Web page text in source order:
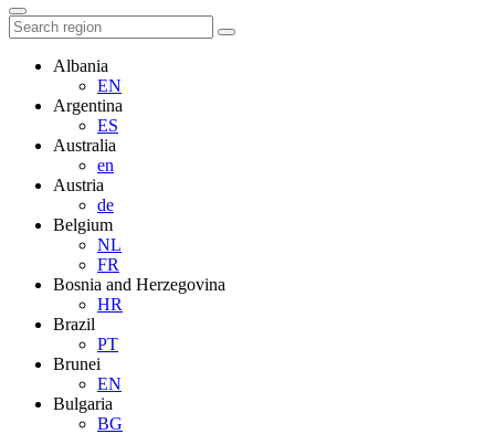
Albania
EN
Argentina
ES
Australia
en
Austria
de
Belgium
NL
FR
Bosnia and Herzegovina
HR
Brazil
PT
Brunei
EN
Bulgaria
BG